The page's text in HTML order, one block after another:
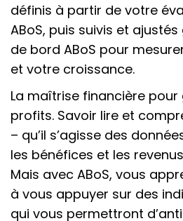
définis à partir de votre
ABoS, puis suivis et
de bord ABoS pour
et votre croissance.
La maîtrise financière pour
profits. Savoir lire et
– qu’il s’agisse des
les bénéfices et les
Mais avec ABoS, vous
à vous appuyer sur des
qui vous permettront